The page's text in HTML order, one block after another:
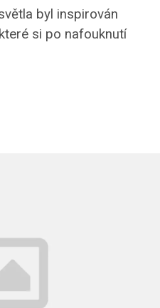
byl inspirován
si po nafouknutí